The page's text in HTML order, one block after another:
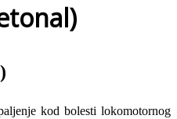
kod bolesti lokomotornog